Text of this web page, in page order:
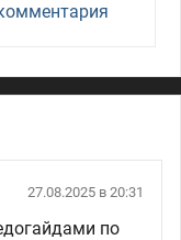
27.08.2025 в 20:31
по